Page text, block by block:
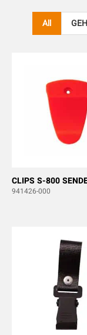
All
CLIPS S-800
941426-000